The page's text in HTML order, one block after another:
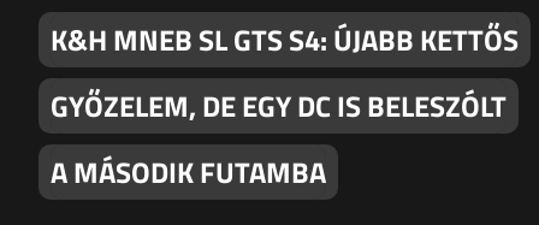
K&H MNEB SL GTS S4: ÚJABB KETTŐS
GYŐZELEM, DE EGY DC IS BELESZÓLT
A MÁSODIK FUTAMBA